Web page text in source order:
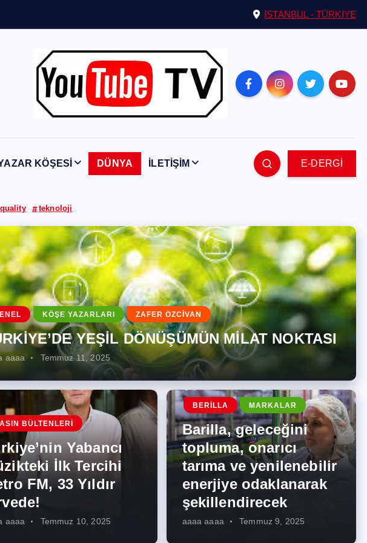
İSTANBUL - TÜRKİYE
KÖŞESİ DÜNYA İLETİŞİM E-DERGİ
teknoloji
KÖŞE YAZARLARI ZAFER ÖZCİVAN
YEŞİL DÖNÜŞÜMÜN MİLAT NOKTASI
aaaa Temmuz 11, 2025
BÜLTENLERI
Yabancı
İlk Tercihi
FM, 33 Yıldır
aaaa Temmuz 10, 2025
BERILLA MARKALAR
Barilla, geleceğini
topluma, onarıcı
tarıma ve yenilenebilir
enerjiye odaklanarak
şekillendirecek
aaaa aaaa Temmuz 9, 2025